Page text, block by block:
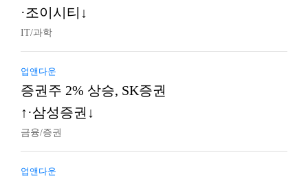
·조이시티↓
IT/과학
업앤다운
증권주 2% 상승, SK증권
↑·삼성증권↓
금융/증권
업앤다운